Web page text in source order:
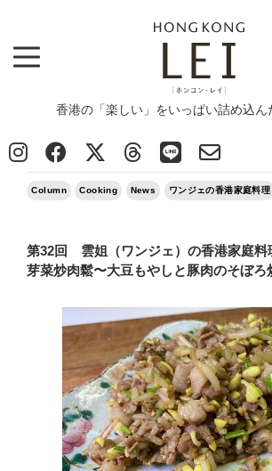
香港の「楽しい」をいっぱい詰め込ん
Column
>
2021/11/15
Column Cooking News ワンジェの香港家庭料理
第32回 雲姐（ワンジェ）の香港家庭
芽菜炒肉鬆〜大豆もやしと豚肉のそぼろ